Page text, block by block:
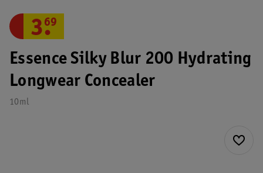
Essence Silky Blur 200 Hydrating
Longwear Concealer
10ml
3.
69